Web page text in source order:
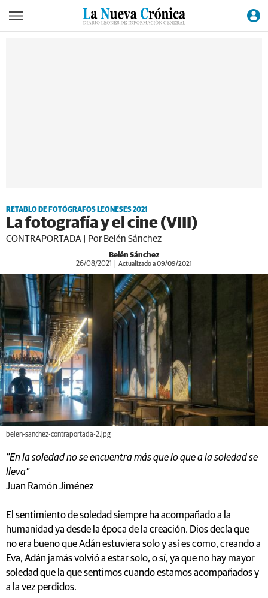
RETABLO DE FOTÓGRAFOS LEONESES 2021
La fotografía y el cine (VIII)
CONTRAPORTADA | Por Belén Sánchez
Belén Sánchez
26/08/2021 Actualizado a 09/09/2021
belen-sanchez-contraportada-2.jpg
"En la soledad no se encuentra más que lo que a la soledad se
lleva"
Juan Ramón Jiménez
El sentimiento de soledad siempre ha acompañado a la
humanidad ya desde la época de la creación. Dios decía que
no era bueno que Adán estuviera solo y así es como, creando a
Eva, Adán jamás volvió a estar solo, o sí, ya que no hay mayor
soledad que la que sentimos cuando estamos acompañados y
a la vez perdidos.